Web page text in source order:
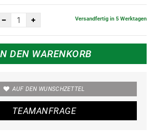
Versandfertig in 5 Werktagen
DEN WARENKORB
AUF DEN WUNSCHZETTEL
TEAMANFRAGE